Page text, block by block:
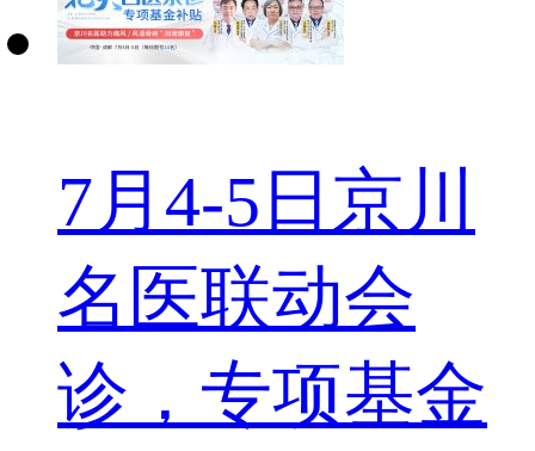
7月4-5日京川
名医联动会
诊，专项基金